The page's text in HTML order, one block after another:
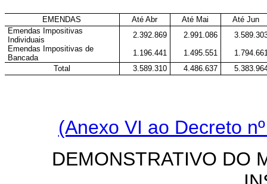
EMENDAS Até Abr Até Mai
Até Jun
Emendas Impositivas
Individuais
2.392.869 2.991.086
Emendas Impositivas de
Bancada
1.196.441 1.495.551
Total
3.589.310 4.486.637
(Anexo VI ao Decreto
DEMONSTRATIVO DO